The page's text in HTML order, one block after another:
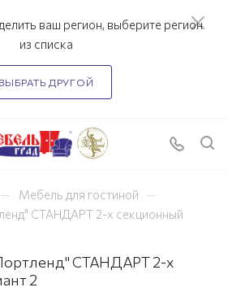
ваш регион, выберите регион
из списка
ВЫБРАТЬ ДРУГОЙ
— Мебель для гостиной —
СТАНДАРТ 2-х секционный
СТАНДАРТ 2-х
2